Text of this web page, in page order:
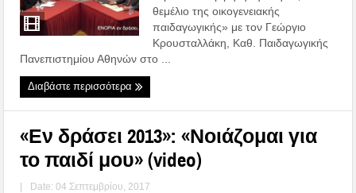
θεμέλιο της οικογενειακής
παιδαγωγικής» με τον Γεώργιο
Κρουσταλλάκη, Καθ. Παιδαγωγικής
Πανεπιστημίου Αθηνών στο ...
Διαβάστε περισσότερα
«Εν δράσει 2013»: «Νοιάζομαι για
το παιδί μου» (video)
| Date: 04 Σεπτεμβρίου, 2017